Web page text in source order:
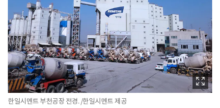
한일시멘트 부천공장 전경. /한일시멘트 제공